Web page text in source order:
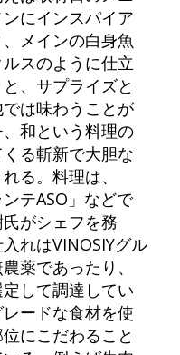
にインスパイア
メインの白身魚
スのように仕立
、サプライズと
は味わうことが
和という料理の
る斬新で大胆な
る。料理は、
テASO」などで
がシェフを務
れはVINOSIYグル
薬であったり、
して調達してい
ードな食材を使
にこだわること